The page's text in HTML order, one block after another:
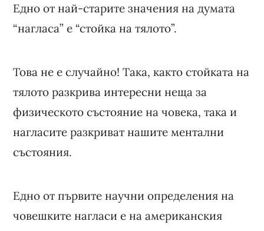
Едно от най-старите значения на думата
“нагласа” е “стойка на тялото”.
Това не е случайно! Така, както стойката на
тялото разкрива интересни неща за
физическото състояние на човека, така и
нагласите разкриват нашите ментални
състояния.
Едно от първите научни определения на
човешките нагласи е на американския